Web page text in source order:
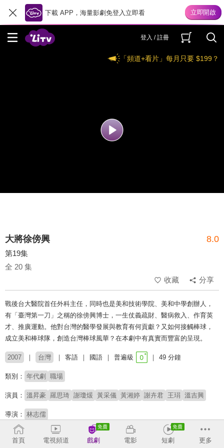
下載 APP，海量影劇免登入立即看
登入 / 註冊
「頻道+看片」每月只要 $199？
大將徐傍興 8.0
第19集
全 20 集
收藏
分享
戰後台大醫院首任外科主任，同時也是美和技術學院、美和中學創辦人，
有「臺灣第一刀」之稱的徐傍興博士，一生仗義疏財、醫病救入、作育英
才、推廣運動。他對台灣的醫學發展與教育有何貢獻？又如何接觸棒球，
成立美和棒球隊，創造台灣棒球風華？在本劇中有真實而豐富的呈現。
2007 台灣 客語 國語 普遍級 49 分鐘
類別： 年代劇 職場
演員： 溫昇豪 羅思琦 謝瓊煖 黃采儀 黃湘婷 謝卉君 王琄 溫吉興
導演： 林志儒
首頁 電視頻道 戲劇 電影 短劇 更多